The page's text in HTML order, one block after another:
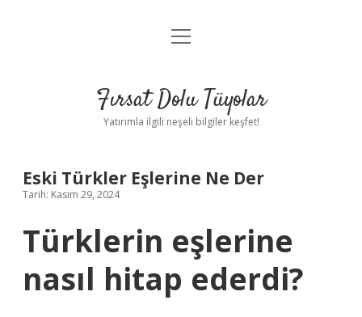
Gizlilik Politikası
Yasal Uyarı
menüyü
Fırsat Dolu Tüyolar
Yatırımla ilgili neşeli bilgiler keşfet!
Eski Türkler Eşlerine Ne Der
Tarih: Kasım 29, 2024
Türklerin eşlerine
nasıl hitap ederdi?